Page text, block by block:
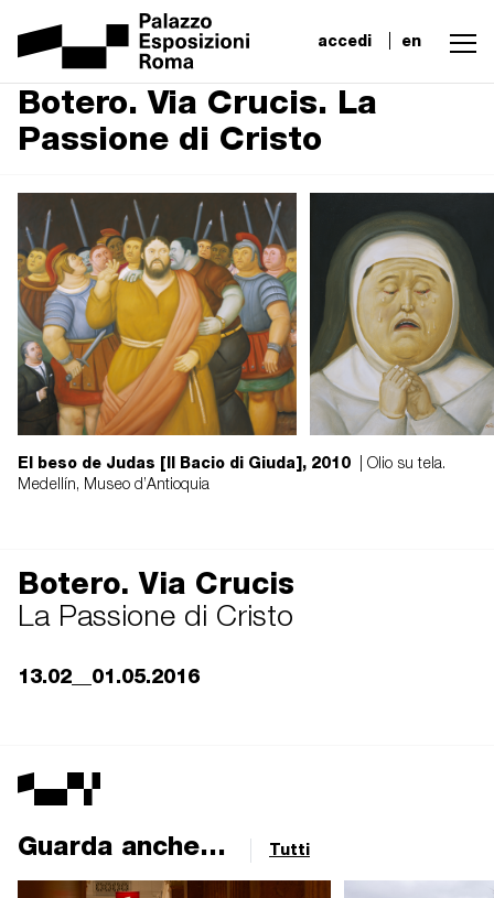
accedi en
Botero. Via Crucis. La
Passione di Cristo
El beso de Judas [Il Bacio di Giuda], 2010
| Olio su tela.
Medellín, Museo d’Antioquia
Botero. Via Crucis
La Passione di Cristo
13.02__01.05.2016
Guarda anche... Tutti